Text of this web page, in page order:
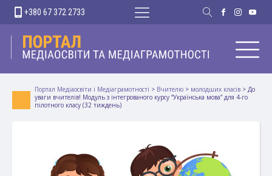
+380 67 372 2733
Портал Медіаосвіти і Медіаграмотності > Вчителю > молодших класів > До
уваги вчителів! Модуль з інтегрованого курсу “Українська мова” для 4-го
пілотного класу (32 тиждень)